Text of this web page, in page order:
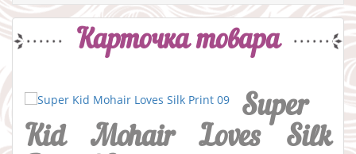
Карточка товара
Super
Kid Mohair Loves Silk